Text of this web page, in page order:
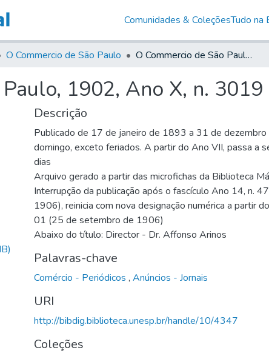
Comunidades & ColeçõesTudo na
O Commercio de São Paulo O Commercio de São Paulo, 1902, Ano X, n. 3019
1902, Ano X, n. 3019
Descrição
Publicado de 17 de janeiro de 1893 a 31 de
domingo, exceto feriados. A partir do Ano VII, passa a
dias
Arquivo gerado a partir das microfichas da Biblioteca
Interrupção da publicação após o fascículo Ano 14, n.
1906), reinicia com nova designação numérica a partir
01 (25 de setembro de 1906)
Abaixo do título: Director - Dr. Affonso Arinos
Palavras-chave
Comércio - Periódicos , Anúncios - Jornais
URI
http://bibdig.biblioteca.unesp.br/handle/10/4347
Coleções